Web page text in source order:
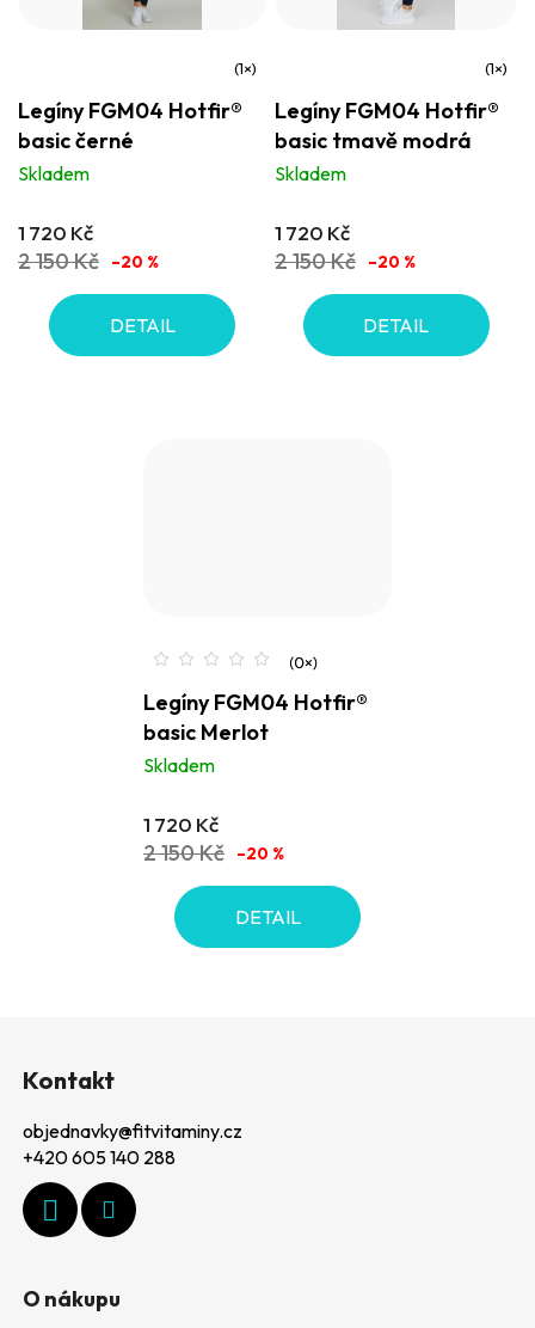
hodnocení
produktu
je
z
5
hvězdiček.
Legíny FGM04 Hotfir®
basic černé
Skladem
1 720 Kč
2 150 Kč –20 %
DETAIL
hodnocení
produktu
je
z
5
hvězdiček.
Legíny FGM04 Hotfir®
basic tmavě modrá
Skladem
1 720 Kč
2 150 Kč –20 %
DETAIL
Legíny FGM04 Hotfir®
basic Merlot
Skladem
1 720 Kč
2 150 Kč –20 %
DETAIL
Kontakt
objednavky@fitvitaminy.cz
+420 605 140 288
O nákupu